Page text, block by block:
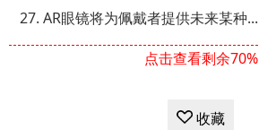
27. AR眼镜将为佩戴者提供未来某种...
点击查看剩余70%
收藏